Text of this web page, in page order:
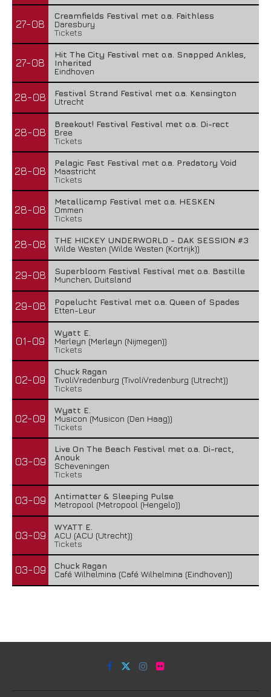
27-08
Creamfields Festival met o.a. Faithless
Daresbury
Tickets
27-08
Hit The City Festival met o.a. Snapped Ankles,
Inherited
Eindhoven
28-08
Festival Strand Festival met o.a. Kensington
Utrecht
28-08
Breekout! Festival Festival met o.a. Di-rect
Bree
Tickets
28-08
Pelagic Fest Festival met o.a. Predatory Void
Maastricht
Tickets
28-08
Metallicamp Festival met o.a. HESKEN
Ommen
Tickets
28-08
THE HICKEY UNDERWORLD - DAK SESSION #3
Wilde Westen (Wilde Westen (Kortrijk))
29-08
Superbloom Festival Festival met o.a. Bastille
Munchen, Duitsland
29-08
Popelucht Festival met o.a. Queen of Spades
Etten-Leur
01-09
Wyatt E.
Merleyn (Merleyn (Nijmegen))
Tickets
02-09
Chuck Ragan
TivoliVredenburg (TivoliVredenburg (Utrecht))
Tickets
02-09
Wyatt E.
Musicon (Musicon (Den Haag))
Tickets
03-09
Live On The Beach Festival met o.a. Di-rect,
Anouk
Scheveningen
Tickets
03-09
Antimatter & Sleeping Pulse
Metropool (Metropool (Hengelo))
03-09
WYATT E.
ACU (ACU (Utrecht))
Tickets
03-09
Chuck Ragan
Café Wilhelmina (Café Wilhelmina (Eindhoven))